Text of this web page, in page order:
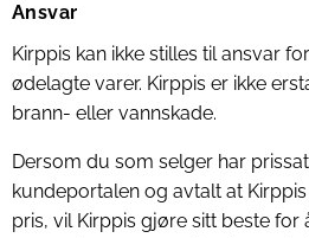
Ansvar
Kirppis kan ikke stilles til ansvar
ødelagte varer. Kirppis er ikke
brann- eller vannskade.
Dersom du som selger har
kundeportalen og avtalt at
pris, vil Kirppis gjøre sitt beste for